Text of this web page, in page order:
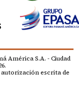
América S.A. - Ciudad
escrita de